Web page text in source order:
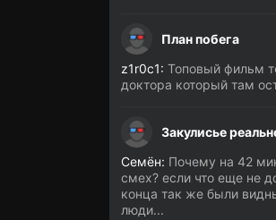
План побега
z1r0c1: Топовый фильм
доктора который там
Закулисье
Семён: Почему на 42
смех? если что еще не
конца так же были
люди...